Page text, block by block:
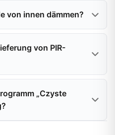
von innen dämmen?
von PIR-
„Czyste